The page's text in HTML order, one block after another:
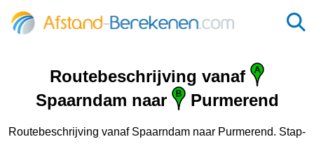
Routebeschrijving vanaf
Spaarndam naar
Purmerend
Routebeschrijving vanaf Spaarndam naar Purmerend. Stap-